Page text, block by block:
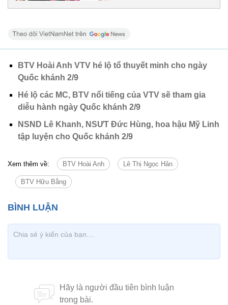
BTV Hoài Anh VTV hé lộ tổ thuyết minh cho ngày
Quốc khánh 2/9
Hé lộ các MC, BTV nổi tiếng của VTV sẽ tham gia
diễu hành ngày Quốc khánh 2/9
NSND Lê Khanh, NSƯT Đức Hùng, hoa hậu Mỹ Linh
tập luyện cho Quốc khánh 2/9
Xem thêm về: BTV Hoài Anh Lê Thị Ngọc Hân
BTV Hữu Bằng